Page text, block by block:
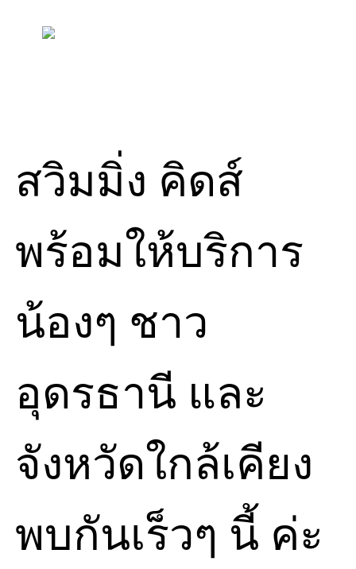
สวิมมิ่ง คิดส์
พร้อมให้บริการ
น้องๆ ชาว
อุดรธานี และ
จังหวัดใกล้เคียง
พบกันเร็วๆ นี้ ค่ะ